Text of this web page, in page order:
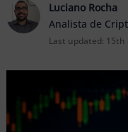
Luciano Rocha
Analista de
Last updated: 15th